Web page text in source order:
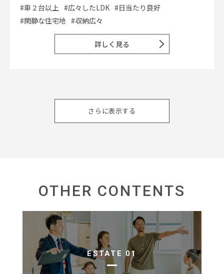
#車２台以上 #広々したLDK #日当たり良好
#閑静な住宅地 #収納広々
詳しく見る
さらに表示する
OTHER CONTENTS
ESTATE 01